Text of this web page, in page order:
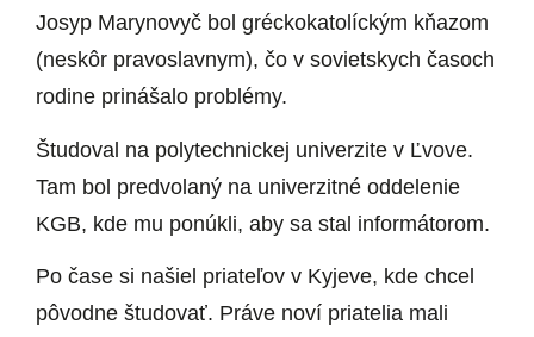
Josyp Marynovyč bol gréckokatolíckým kňazom
(neskôr pravoslavnym), čo v sovietskych časoch
rodine prinášalo problémy.
Študoval na polytechnickej univerzite v Ľvove.
Tam bol predvolaný na univerzitné oddelenie
KGB, kde mu ponúkli, aby sa stal informátorom.
Po čase si našiel priateľov v Kyjeve, kde chcel
pôvodne študovať. Práve noví priatelia mali